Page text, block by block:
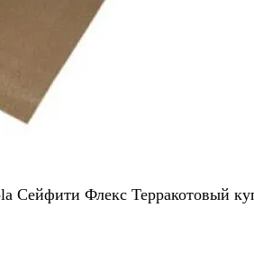
Сейфити Флекс Терракотовый